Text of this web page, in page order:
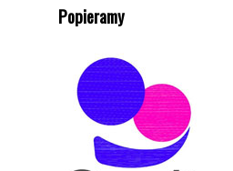
Popieramy